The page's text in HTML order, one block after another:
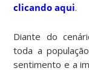
clicando aqui.
Diante do
toda a
sentimento e a